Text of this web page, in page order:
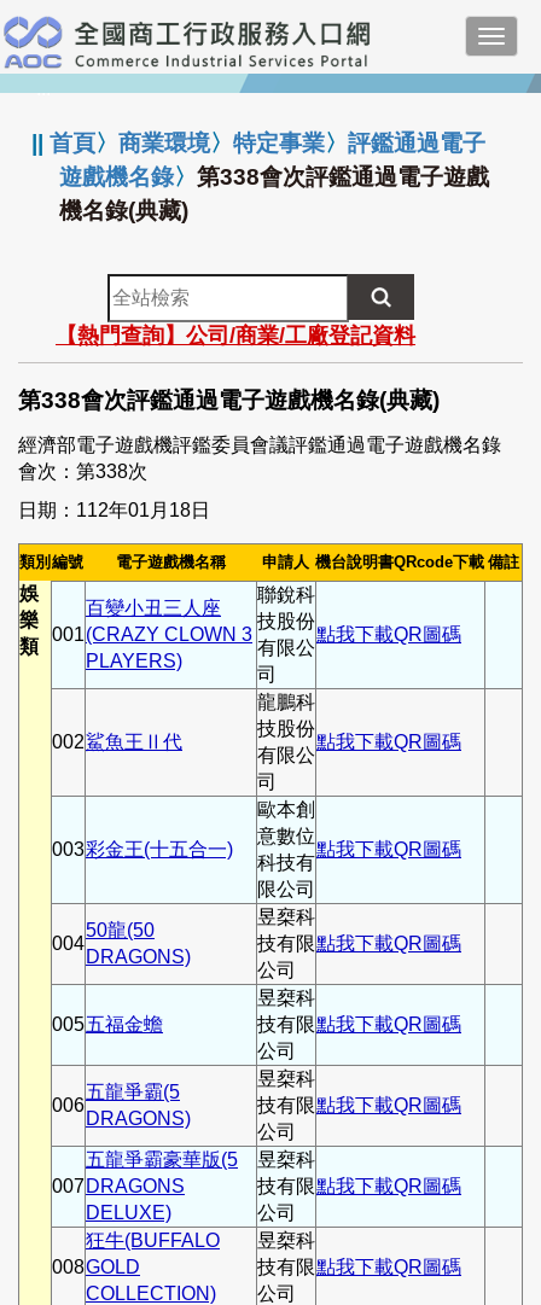
跳
到
主
要
:::
||首頁〉商業環境〉特定事業〉評鑑通過電子
遊戲機名錄〉第338會次評鑑通過電子遊戲
機名錄(典藏)
全
站
檢
索
【熱門查詢】公司/商業/工廠登記資料
第338會次評鑑通過電子遊戲機名錄(典藏)
經濟部電子遊戲機評鑑委員會議評鑑通過電子遊戲機名錄
會次：第338次
日期：112年01月18日
類別 編號 電子遊戲機名稱 申請人 機台說明書QRcode下載 備註
娛
樂
類
001
百變小丑三人座
(CRAZY CLOWN 3
PLAYERS)
聯銳科
技股份
有限公
司
點我下載QR圖碼
002鯊魚王Ⅱ代
龍鵬科
技股份
有限公
司
點我下載QR圖碼
003彩金王(十五合一)
歐本創
意數位
科技有
限公司
點我下載QR圖碼
004
50龍(50
DRAGONS)
昱椉科
技有限
公司
點我下載QR圖碼
005五福金蟾
昱椉科
技有限
公司
點我下載QR圖碼
006
五龍爭霸(5
DRAGONS)
昱椉科
技有限
公司
點我下載QR圖碼
007
五龍爭霸豪華版(5
DRAGONS
DELUXE)
昱椉科
技有限
公司
點我下載QR圖碼
008
狂牛(BUFFALO
GOLD
COLLECTION)
昱椉科
技有限
公司
點我下載QR圖碼